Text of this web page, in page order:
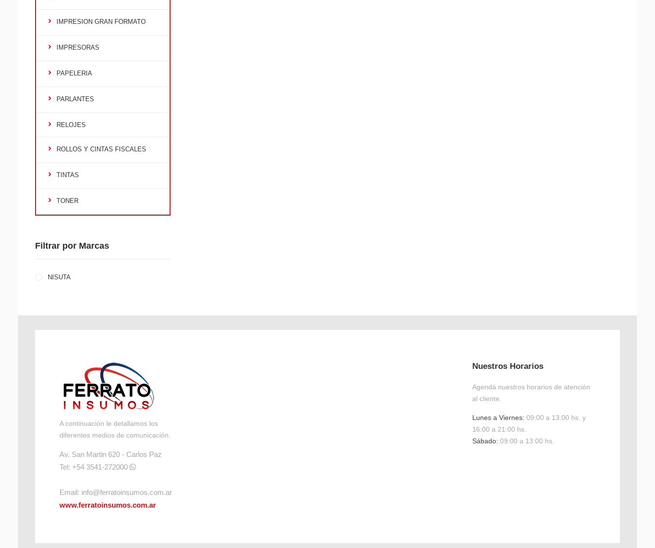
IMPRESION GRAN FORMATO
IMPRESORAS
PAPELERIA
PARLANTES
RELOJES
ROLLOS Y CINTAS FISCALES
TINTAS
TONER
Filtrar por Marcas
NISUTA
A continuación le detallamos los
diferentes medios de comunicación.
Av. San Martin 620 - Carlos Paz
Tel: +54 3541-272000
Email: info@ferratoinsumos.com.ar
www.ferratoinsumos.com.ar
Nuestros Horarios
Agendá nuestros horarios de atención
al cliente.
Lunes a Viernes: 09:00 a 13:00 hs. y
16:00 a 21:00 hs.
Sábado: 09:00 a 13:00 hs.